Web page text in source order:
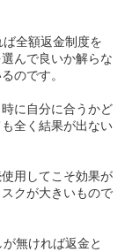
全額返金制度を
んで良いか解らな
のです。
に自分に合うかど
全く結果が出ない
用してこそ効果が
クが大きいもので
無ければ返金と